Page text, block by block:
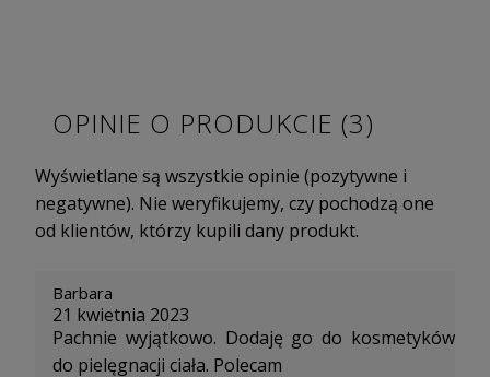
OPINIE O PRODUKCIE (3)
Wyświetlane są wszystkie opinie (pozytywne i
negatywne). Nie weryfikujemy, czy pochodzą one
od klientów, którzy kupili dany produkt.
Barbara
21 kwietnia 2023
Pachnie wyjątkowo. Dodaję go do kosmetyków
do pielęgnacji ciała. Polecam